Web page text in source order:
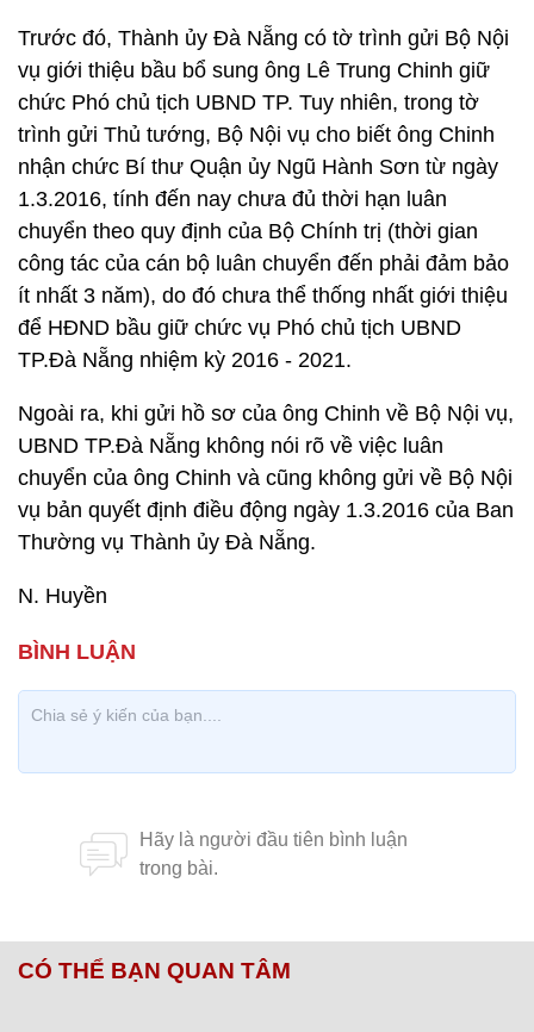
Trước đó, Thành ủy Đà Nẵng có tờ trình gửi Bộ Nội
vụ giới thiệu bầu bổ sung ông Lê Trung Chinh giữ
chức Phó chủ tịch UBND TP. Tuy nhiên, trong tờ
trình gửi Thủ tướng, Bộ Nội vụ cho biết ông Chinh
nhận chức Bí thư Quận ủy Ngũ Hành Sơn từ ngày
1.3.2016, tính đến nay chưa đủ thời hạn luân
chuyển theo quy định của Bộ Chính trị (thời gian
công tác của cán bộ luân chuyển đến phải đảm bảo
ít nhất 3 năm), do đó chưa thể thống nhất giới thiệu
để HĐND bầu giữ chức vụ Phó chủ tịch UBND
TP.Đà Nẵng nhiệm kỳ 2016 - 2021.
Ngoài ra, khi gửi hồ sơ của ông Chinh về Bộ Nội vụ,
UBND TP.Đà Nẵng không nói rõ về việc luân
chuyển của ông Chinh và cũng không gửi về Bộ Nội
vụ bản quyết định điều động ngày 1.3.2016 của Ban
Thường vụ Thành ủy Đà Nẵng.
N. Huyền
CÓ THỂ BẠN QUAN TÂM